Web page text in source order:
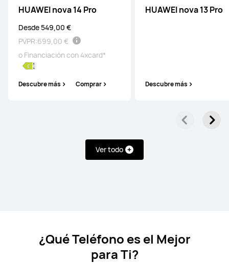
HUAWEI nova 14 Pro
Desde 549,00 €
PVPR:699,00 €
o Financiación con 4xcard*
Descubre más Comprar
HUAWEI nova 13 Pro
Descubre más
Ver todo
Desde 1.699,00 €
PVPR:
2.099,00 €
¿Qué Teléfono es el Mejor
para Ti?